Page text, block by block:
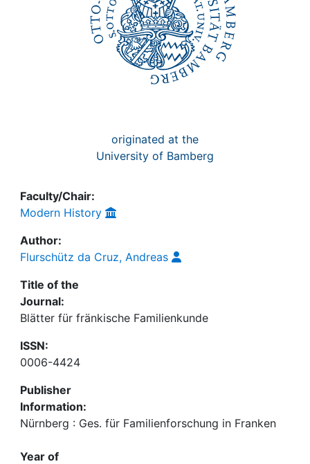
originated at the
University of Bamberg
Faculty/Chair:
Modern History
Author:
Flurschütz da Cruz, Andreas
Title of the
Journal:
Blätter für fränkische Familienkunde
ISSN:
0006-4424
Publisher
Information:
Nürnberg : Ges. für Familienforschung in Franken
Year of